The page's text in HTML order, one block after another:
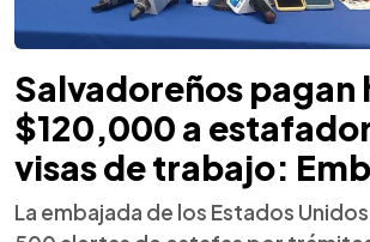
Salvadoreños pagan
$120,000 a
visas de trabajo:
La embajada de los Estados